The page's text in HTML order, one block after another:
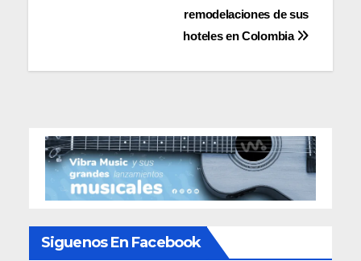
remodelaciones de sus
hoteles en Colombia
Siguenos En Facebook